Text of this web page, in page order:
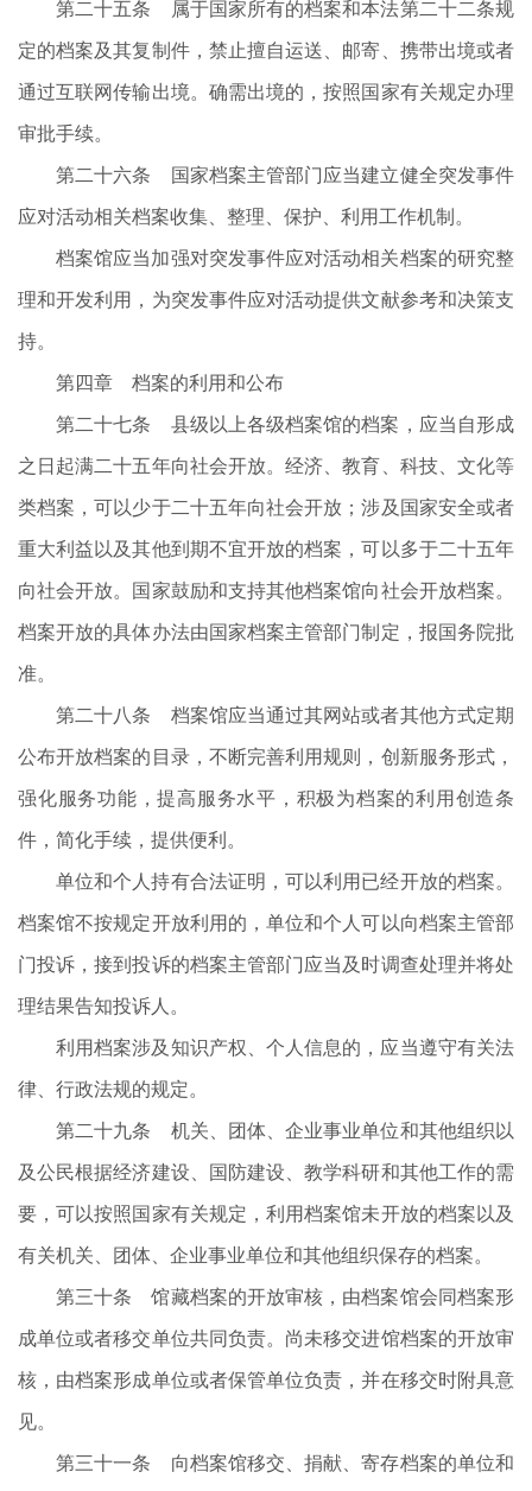
第二十五条 属于国家所有的档案和本法第二十二条规
定的档案及其复制件，禁止擅自运送、邮寄、携带出境或者
通过互联网传输出境。确需出境的，按照国家有关规定办理
审批手续。
第二十六条 国家档案主管部门应当建立健全突发事件
应对活动相关档案收集、整理、保护、利用工作机制。
档案馆应当加强对突发事件应对活动相关档案的研究整
理和开发利用，为突发事件应对活动提供文献参考和决策支
持。
第四章 档案的利用和公布
第二十七条 县级以上各级档案馆的档案，应当自形成
之日起满二十五年向社会开放。经济、教育、科技、文化等
类档案，可以少于二十五年向社会开放；涉及国家安全或者
重大利益以及其他到期不宜开放的档案，可以多于二十五年
向社会开放。国家鼓励和支持其他档案馆向社会开放档案。
档案开放的具体办法由国家档案主管部门制定，报国务院批
准。
第二十八条 档案馆应当通过其网站或者其他方式定期
公布开放档案的目录，不断完善利用规则，创新服务形式，
强化服务功能，提高服务水平，积极为档案的利用创造条
件，简化手续，提供便利。
单位和个人持有合法证明，可以利用已经开放的档案。
档案馆不按规定开放利用的，单位和个人可以向档案主管部
门投诉，接到投诉的档案主管部门应当及时调查处理并将处
理结果告知投诉人。
利用档案涉及知识产权、个人信息的，应当遵守有关法
律、行政法规的规定。
第二十九条 机关、团体、企业事业单位和其他组织以
及公民根据经济建设、国防建设、教学科研和其他工作的需
要，可以按照国家有关规定，利用档案馆未开放的档案以及
有关机关、团体、企业事业单位和其他组织保存的档案。
第三十条 馆藏档案的开放审核，由档案馆会同档案形
成单位或者移交单位共同负责。尚未移交进馆档案的开放审
核，由档案形成单位或者保管单位负责，并在移交时附具意
见。
第三十一条 向档案馆移交、捐献、寄存档案的单位和